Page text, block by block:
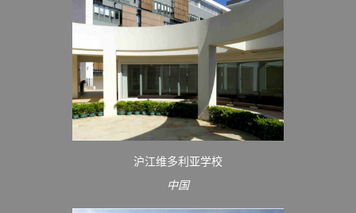
沪江维多利亚学校
中国